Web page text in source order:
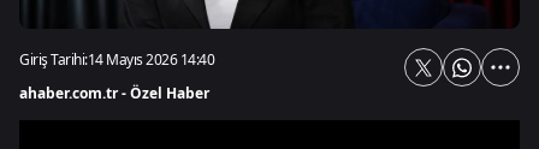
Giriş Tarihi:14 Mayıs 2026 14:40
ahaber.com.tr - Özel Haber